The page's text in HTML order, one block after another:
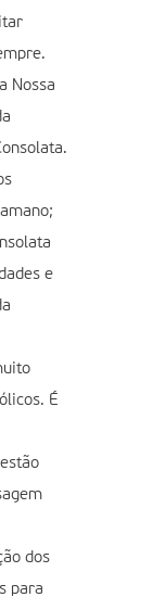
Nossa
e
É
dos
para